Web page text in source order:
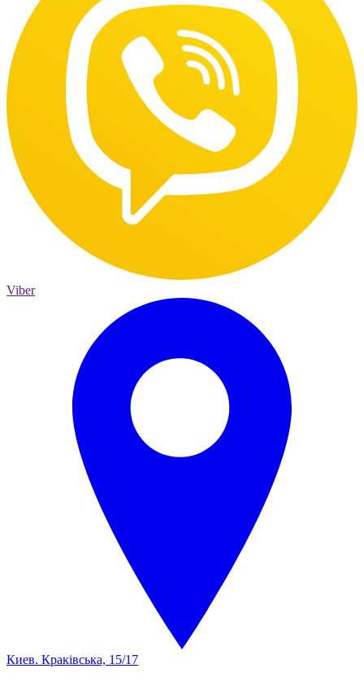
Viber
Киев. Краківська, 15/17